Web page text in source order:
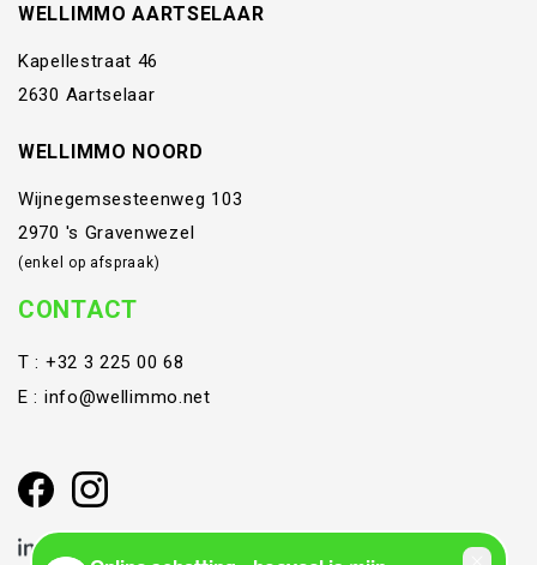
WELLIMMO AARTSELAAR
Kapellestraat 46
2630 Aartselaar
WELLIMMO NOORD
Wijnegemsesteenweg 103
2970 's Gravenwezel
(enkel op afspraak)
CONTACT
T : +32 3 225 00 68
E : info@wellimmo.net